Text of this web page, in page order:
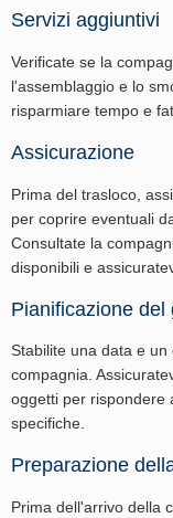
Servizi aggiuntivi
Verificate se la
l'assemblaggio e lo
risparmiare tempo e
Assicurazione
Prima del trasloco,
per coprire eventuali
Consultate la
disponibili e
Pianificazione
Stabilite una data e
compagnia.
oggetti per rispondere
specifiche.
Preparazione
Prima dell'arrivo della